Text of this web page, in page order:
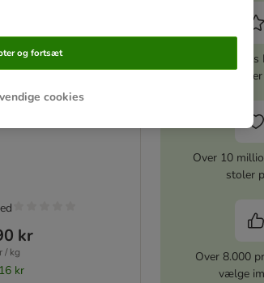
Diets HA
kr
/ kg
kr
Aktiver
5%
Over 10
stoler
Over 8.000
vælge
cookies
og fortsæt